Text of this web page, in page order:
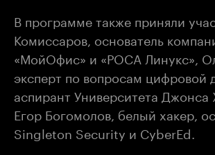
В программе также приняли
Комиссаров, основатель
«МойОфис» и «РОСА Линукс»,
эксперт по вопросам цифровой
аспирант Университета Джонса
Егор Богомолов, белый хакер,
Singleton Security и CyberEd.